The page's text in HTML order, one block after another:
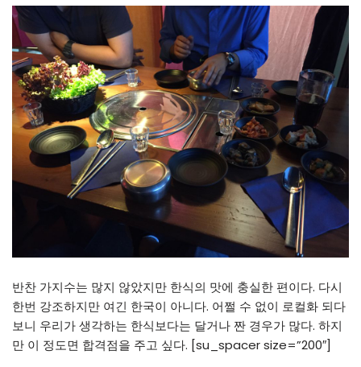
반찬 가지수는 많지 않았지만 한식의 맛에 충실한 편이다. 다시
한번 강조하지만 여긴 한국이 아니다. 어쩔 수 없이 로컬화 되다
보니 우리가 생각하는 한식보다는 달거나 짠 경우가 많다. 하지
만 이 정도면 합격점을 주고 싶다. [su_spacer size=”200″]